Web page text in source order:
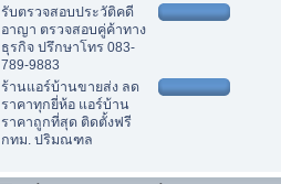
รับตรวจสอบประวัติคดี
อาญา ตรวจสอบคู่ค้าทาง
ธุรกิจ ปรึกษาโทร 083-
789-9883
ร้านแอร์บ้านขายส่ง ลด
ราคาทุกยี่ห้อ แอร์บ้าน
ราคาถูกที่สุด ติดตั้งฟรี
กทม. ปริมณฑล